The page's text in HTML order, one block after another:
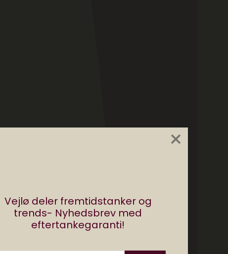
Vejlø deler fremtidstanker og
trends- Nyhedsbrev med
eftertankegaranti!
×